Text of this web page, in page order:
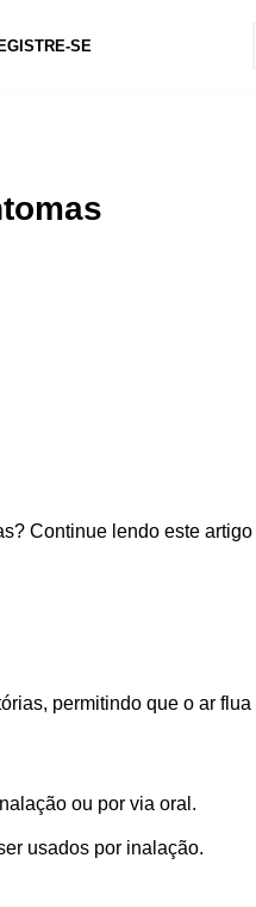
SE
Continue lendo este
permitindo que o ar
ou por via oral.
usados ​​por inalação.